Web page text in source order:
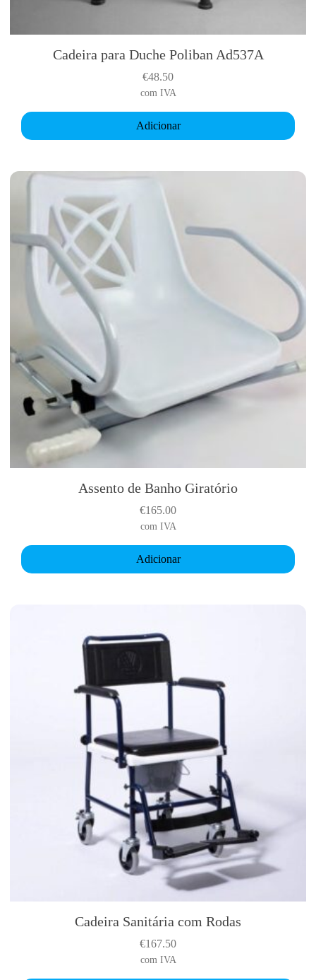
Cadeira para Duche Poliban Ad537A
€48.50
com IVA
Adicionar
Assento de Banho Giratório
€165.00
com IVA
Adicionar
Cadeira Sanitária com Rodas
€167.50
com IVA